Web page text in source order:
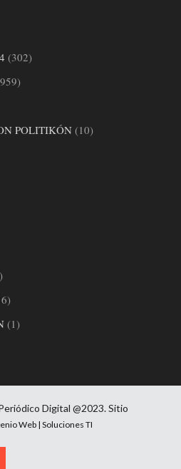
(302)
POLITIKÓN (10)
(1)
Digital @2023. Sitio
Web | Soluciones TI